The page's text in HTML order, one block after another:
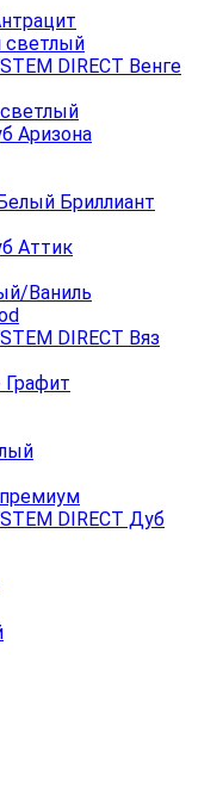
светлый
DIRECT Венге
Аризона
Бриллиант
Аттик
Ваниль
DIRECT Вяз
DIRECT Дуб